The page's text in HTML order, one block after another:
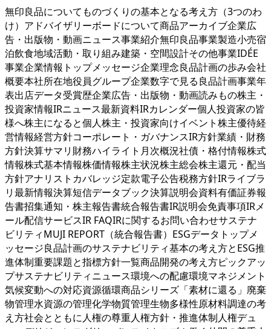
無印良品についてものづくりの基本となる考え方（3つのわ
け）アドバイザリーボードについて商品アーカイブ企業広
告・出版物・動画ニュース事業紹介無印良品事業製造小売宿
泊飲食地域活動・取り組み建築・空間設計その他事業IDÉE
事業企業情報トップメッセージ企業理念良品計画の歩み会社
概要本社所在地役員グループ企業数字で見る良品計画事業年
表出店データ受賞歴企業広告・出版物・動画読みもの株主・
投資家情報IRニュース最新資料IRカレンダー個人投資家の皆
様へ株主になると個人株主・投資家向けイベント株主優待経
営情報経営方針コーポレート・ガバナンスIR方針業績・財務
方針決算サマリ財務ハイライト月次概況社債・格付情報株式
情報株式基本情報株価情報株主状況株主総会株主還元・配当
方針アナリストカバレッジ定款電子公告税務方針IRライブラ
リ最新情報決算短信データブック決算説明会資料有価証券報
告書招集通知・株主報告書統合報告書IR説明会免責事項IRメ
ール配信サービスIR FAQIRに関するお問い合わせサステナ
ビリティMUJI REPORT（統合報告書）ESGデータトップメ
ッセージ良品計画のサステナビリティ基本の考え方とESG推
進体制重要課題と指標方針一覧商品開発の考え方ピックアッ
プサステナビリティニュース環境への配慮環境マネジメント
気候変動への対応資源循環商品シリーズ「素材に還る」廃棄
物管理水資源の管理化学物質管理生物多様性原材料調達の考
え方社会とともに人権の尊重人権方針・推進体制人権デュ